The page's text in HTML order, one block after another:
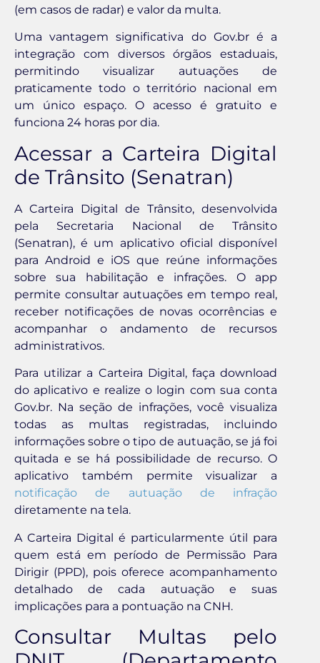
(em casos de radar) e valor da multa.
Uma vantagem significativa do Gov.br é a
integração com diversos órgãos estaduais,
permitindo visualizar autuações de
praticamente todo o território nacional em
um único espaço. O acesso é gratuito e
funciona 24 horas por dia.
Acessar a Carteira Digital
de Trânsito (Senatran)
A Carteira Digital de Trânsito, desenvolvida
pela Secretaria Nacional de Trânsito
(Senatran), é um aplicativo oficial disponível
para Android e iOS que reúne informações
sobre sua habilitação e infrações. O app
permite consultar autuações em tempo real,
receber notificações de novas ocorrências e
acompanhar o andamento de recursos
administrativos.
Para utilizar a Carteira Digital, faça download
do aplicativo e realize o login com sua conta
Gov.br. Na seção de infrações, você visualiza
todas as multas registradas, incluindo
informações sobre o tipo de autuação, se já foi
quitada e se há possibilidade de recurso. O
aplicativo também permite visualizar a
notificação de autuação de infração
diretamente na tela.
A Carteira Digital é particularmente útil para
quem está em período de Permissão Para
Dirigir (PPD), pois oferece acompanhamento
detalhado de cada autuação e suas
implicações para a pontuação na CNH.
Consultar Multas pelo